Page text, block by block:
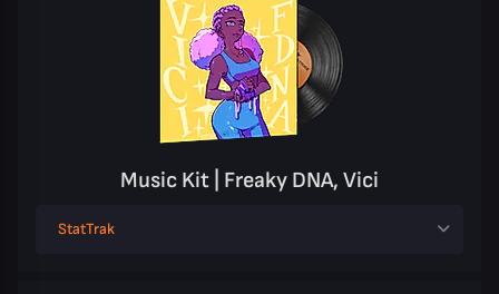
Music Kit | Freaky DNA, Vici
StatTrak